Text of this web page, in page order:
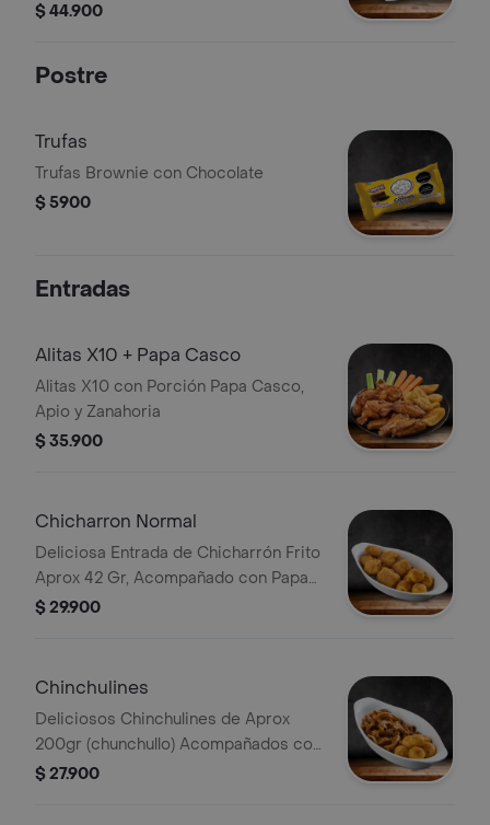
$ 44.900
Postre
Trufas
Trufas Brownie con Chocolate
$ 5900
Entradas
Alitas X10 + Papa Casco
Alitas X10 con Porción Papa Casco,
Apio y Zanahoria
$ 35.900
Chicharron Normal
Deliciosa Entrada de Chicharrón Frito
Aprox 42 Gr, Acompañado con Papa
Criolla
$ 29.900
Chinchulines
Deliciosos Chinchulines de Aprox
200gr (chunchullo) Acompañados con
Papa Criolla
$ 27.900